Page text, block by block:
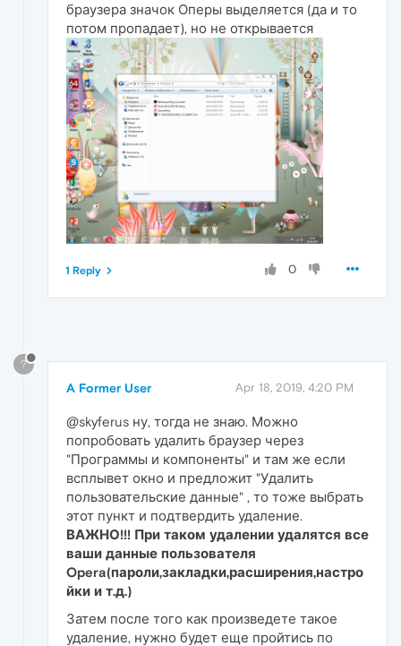
браузера значок Оперы выделяется (да и то
потом пропадает), но не открывается
0
1 Reply
?
A Former User Apr 18, 2019, 4:20 PM
@skyferus ну, тогда не знаю. Можно
попробовать удалить браузер через
"Программы и компоненты" и там же если
всплывет окно и предложит "Удалить
пользовательские данные" , то тоже выбрать
этот пункт и подтвердить удаление.
ВАЖНО!!! При таком удалении удалятся все
ваши данные пользователя
Opera(пароли,закладки,расширения,настро
йки и т.д.)
Затем после того как произведете такое
удаление, нужно будет еще пройтись по